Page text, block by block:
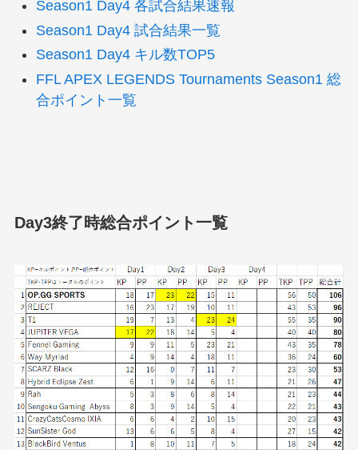
Season1 Day4 各試合結果速報
Season1 Day4 試合結果一覧
Season1 Day4 キル数TOP5
FFL APEX LEGENDS Tournaments Season1 総
合ポイント一覧
Day3終了時総合ポイント一覧